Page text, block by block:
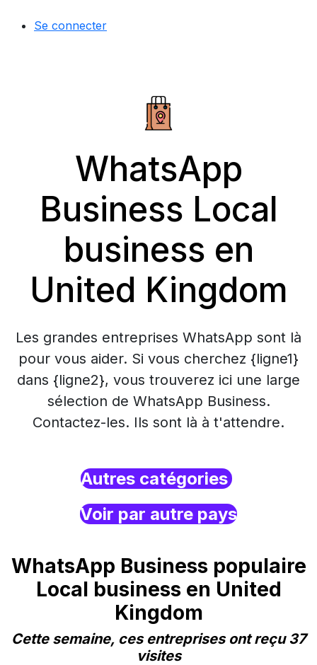
Se connecter
WhatsApp
Business Local
business en
United Kingdom
Les grandes entreprises WhatsApp sont là
pour vous aider. Si vous cherchez {ligne1}
dans {ligne2}, vous trouverez ici une large
sélection de WhatsApp Business.
Contactez-les. Ils sont là à t'attendre.
Autres catégories
Voir par autre pays
WhatsApp Business populaire
Local business en United
Kingdom
Cette semaine, ces entreprises ont reçu 37
visites